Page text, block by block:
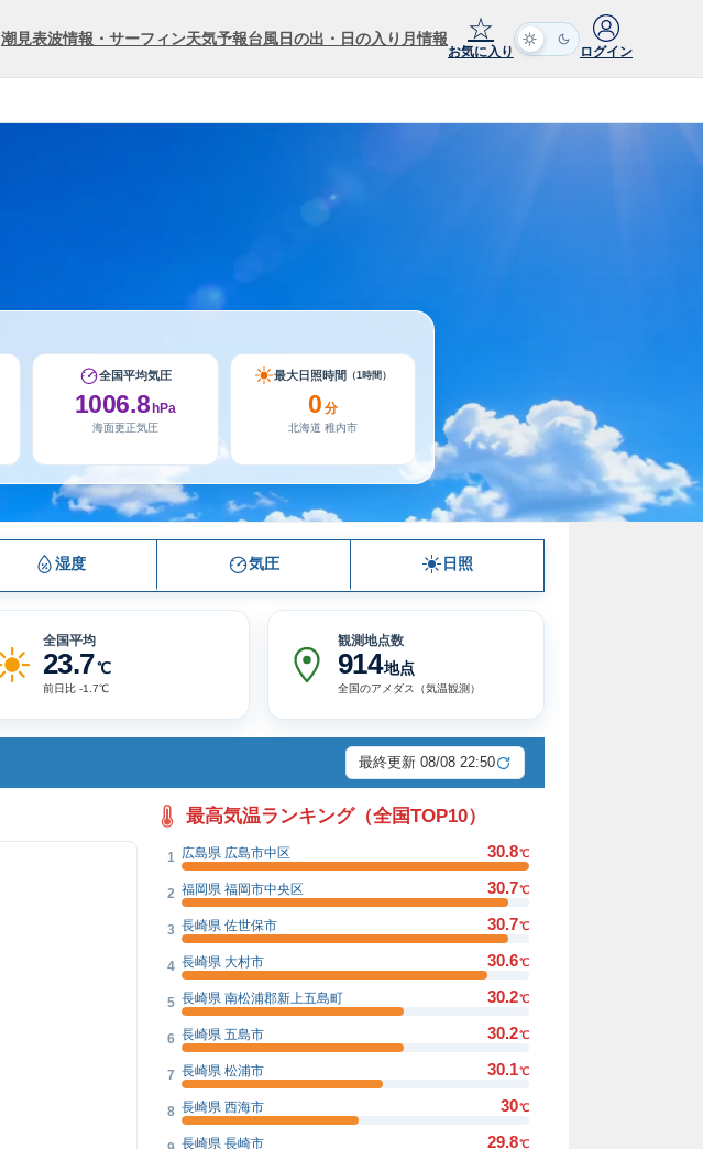
潮見表波情報・サーフィン天気予報台風日の出・日の入り 月情報 ☆
お気に入り ログイン
全国平均気圧
1006.8 hPa
海面更正気圧
最大日照時間 （1時間）
0 分
北海道 稚内市
湿度 気圧 日照
全国平均
23.7℃
前日比 -1.7℃
観測地点数
914地点
全国のアメダス（気温観測）
最終更新 08/08 22:50
最高気温ランキング（全国TOP10）
1 広島県 広島市中区 30.8℃
2 福岡県 福岡市中央区 30.7℃
3 長崎県 佐世保市 30.7℃
4 長崎県 大村市 30.6℃
5 長崎県 南松浦郡新上五島町 30.2℃
6 長崎県 五島市 30.2℃
7 長崎県 松浦市 30.1℃
8 長崎県 西海市 30℃
長崎県 長崎市 29.8℃